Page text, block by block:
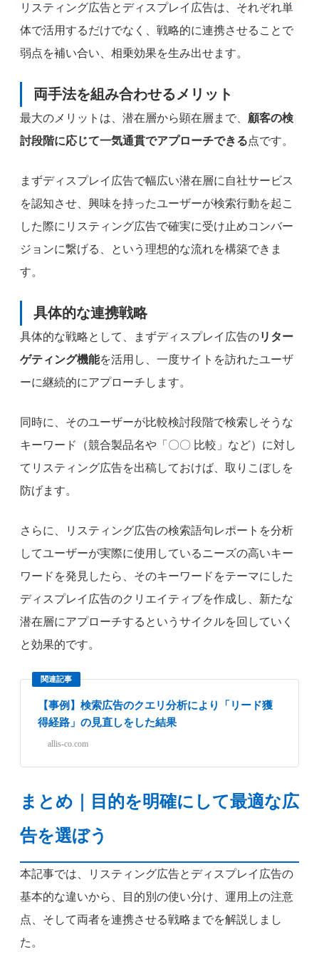
リスティング広告とディスプレイ広告は、それぞれ単
体で活用するだけでなく、戦略的に連携させることで
弱点を補い合い、相乗効果を生み出せます。
両手法を組み合わせるメリット
最大のメリットは、潜在層から顕在層まで、 顧客の検
討段階に応じて一気通貫でアプローチできる点です。
まずディスプレイ広告で幅広い潜在層に自社サービス
を認知させ、興味を持ったユーザーが検索行動を起こ
した際にリスティング広告で確実に受け止めコンバー
ジョンに繋げる、という理想的な流れを構築できま
す。
具体的な連携戦略
具体的な戦略として、まずディスプレイ広告のリター
ゲティング機能を活用し、一度サイトを訪れたユーザ
ーに継続的にアプローチします。
同時に、そのユーザーが比較検討段階で検索しそうな
キーワード（競合製品名や「〇〇 比較」など）に対し
てリスティング広告を出稿しておけば、取りこぼしを
防げます。
さらに、リスティング広告の検索語句レポートを分析
してユーザーが実際に使用しているニーズの高いキー
ワードを発見したら、そのキーワードをテーマにした
ディスプレイ広告のクリエイティブを作成し、新たな
潜在層にアプローチするというサイクルを回していく
と効果的です。
関連記事
【事例】検索広告のクエリ分析により「リード獲
得経路」の見直しをした結果
allis-co.com
まとめ｜目的を明確にして最適な広
告を選ぼう
本記事では、リスティング広告とディスプレイ広告の
基本的な違いから、目的別の使い分け、運用上の注意
点、そして両者を連携させる戦略までを解説しまし
た。